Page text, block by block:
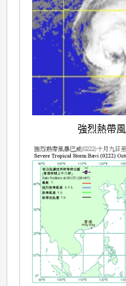
強烈熱帶